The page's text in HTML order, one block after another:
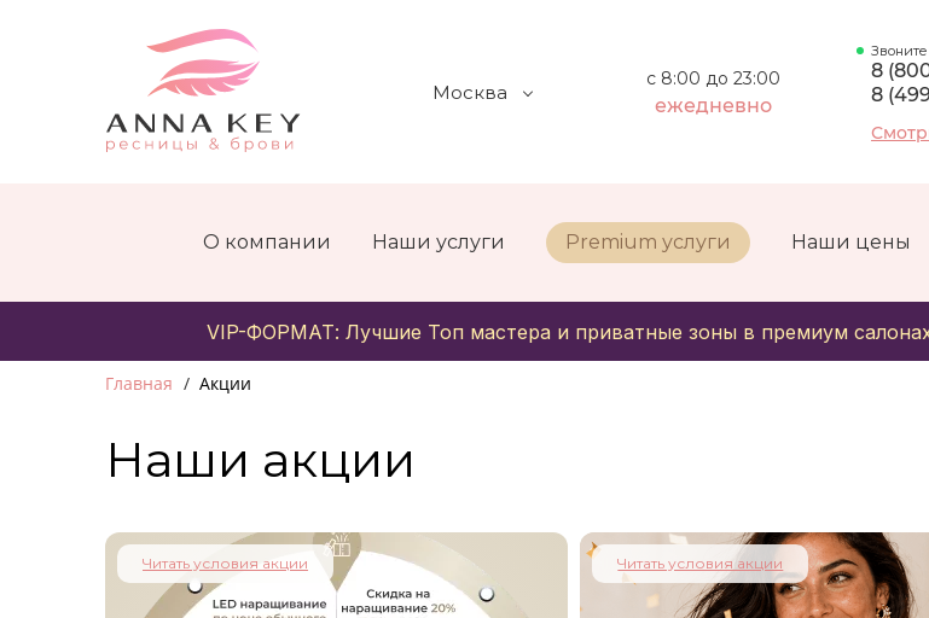
Москва
с 8:00 до 23:00
ежедневно
8
8
О компании Наши услуги Premium услуги Наши цены
Главная Акции
Наши акции
Читать условия акции Читать условия акции
VIP-ФОРМАТ: Лучшие Топ мастера и приватные зоны в премиум